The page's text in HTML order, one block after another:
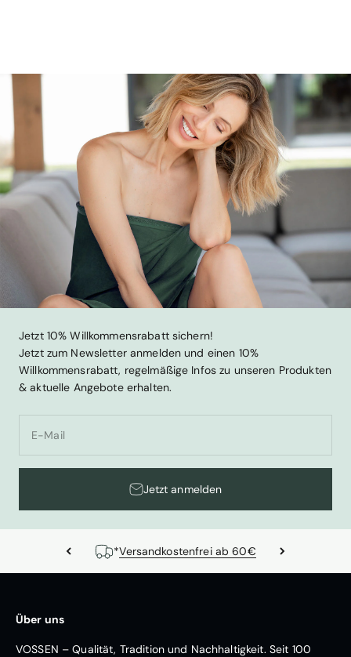
Jetzt 10% Willkommensrabatt sichern!
Jetzt zum Newsletter anmelden und einen 10%
Willkommensrabatt, regelmäßige Infos zu unseren Produkten
& aktuelle Angebote erhalten.
E-Mail
Jetzt anmelden
*Versandkostenfrei ab 60€
Über uns
VOSSEN – Qualität, Tradition und Nachhaltigkeit. Seit 100